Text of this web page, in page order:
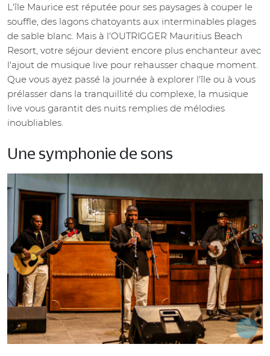
L'île Maurice est réputée pour ses paysages à couper le
souffle, des lagons chatoyants aux interminables plages
de sable blanc. Mais à l'OUTRIGGER Mauritius Beach
Resort, votre séjour devient encore plus enchanteur avec
l'ajout de musique live pour rehausser chaque moment.
Que vous ayez passé la journée à explorer l'île ou à vous
prélasser dans la tranquillité du complexe, la musique
live vous garantit des nuits remplies de mélodies
inoubliables.
Une symphonie de sons